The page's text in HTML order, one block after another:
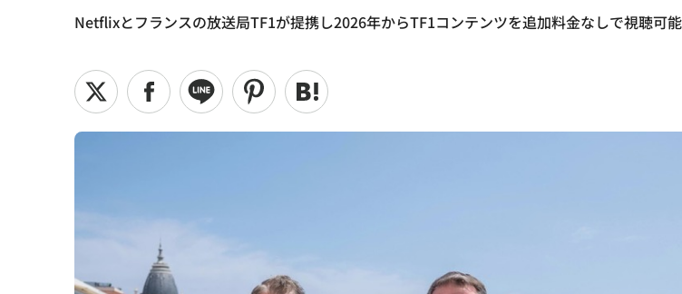
Netflixとフランスの放送局TF1が提携し2026年からTF1コンテンツを追加料金なしで視聴可